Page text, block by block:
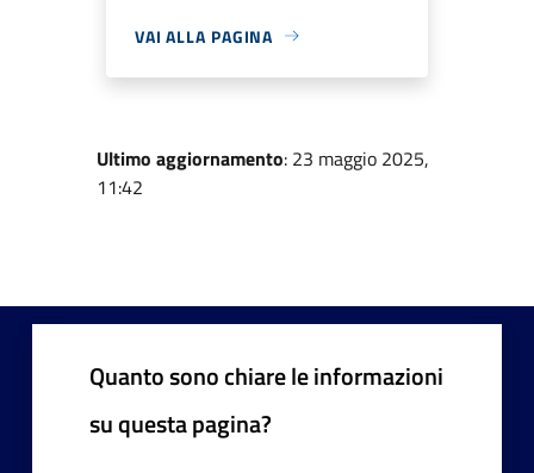
VAI ALLA PAGINA
Ultimo aggiornamento: 23 maggio 2025,
11:42
Quanto sono chiare le informazioni
su questa pagina?